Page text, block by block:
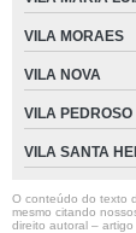
VILA MORAES
VILA NOVA
VILA PEDROSO
VILA SANTA
O conteúdo do texto
mesmo citando
direito autoral –